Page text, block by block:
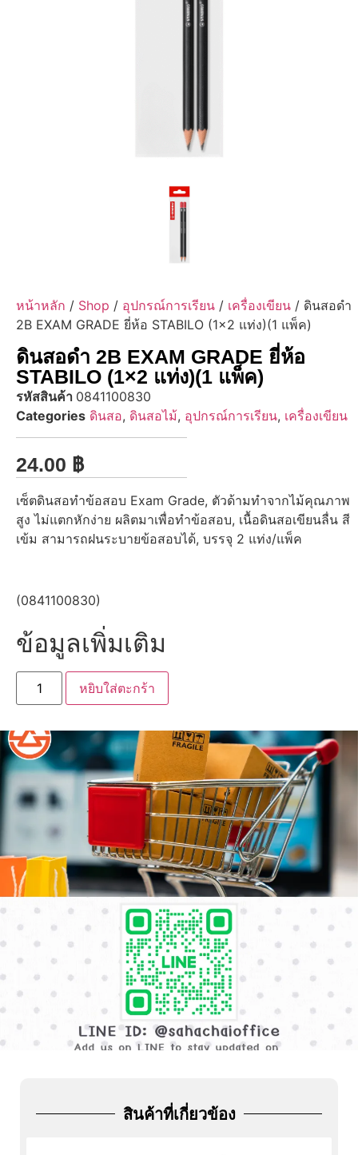
หน้าหลัก / Shop / อุปกรณ์การเรียน / เครื่องเขียน / ดินสอดำ
2B EXAM GRADE ยี่ห้อ STABILO (1×2 แท่ง)(1 แพ็ค)
ดินสอดำ 2B EXAM GRADE ยี่ห้อ
STABILO (1×2 แท่ง)(1 แพ็ค)
รหัสสินค้า 0841100830
Categories ดินสอ, ดินสอไม้, อุปกรณ์การเรียน, เครื่องเขียน
24.00 ฿
เซ็ตดินสอทำข้อสอบ Exam Grade, ตัวด้ามทำจากไม้คุณภาพ
สูง ไม่แตกหักง่าย ผลิตมาเพื่อทำข้อสอบ, เนื้อดินสอเขียนลื่น สี
เข้ม สามารถฝนระบายข้อสอบได้, บรรจุ 2 แท่ง/แพ็ค
(0841100830)
ข้อมูลเพิ่มเติม
หยิบใส่ตะกร้า
สินค้าที่เกี่ยวข้อง